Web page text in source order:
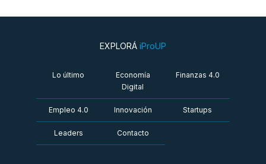
EXPLORÁ iProUP
Lo último
Economía
Digital
Finanzas 4.0
Empleo 4.0 Innovación Startups
Leaders Contacto